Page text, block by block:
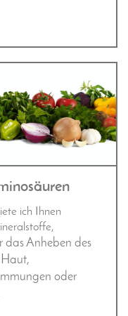
ich Ihnen
das Anheben des
oder